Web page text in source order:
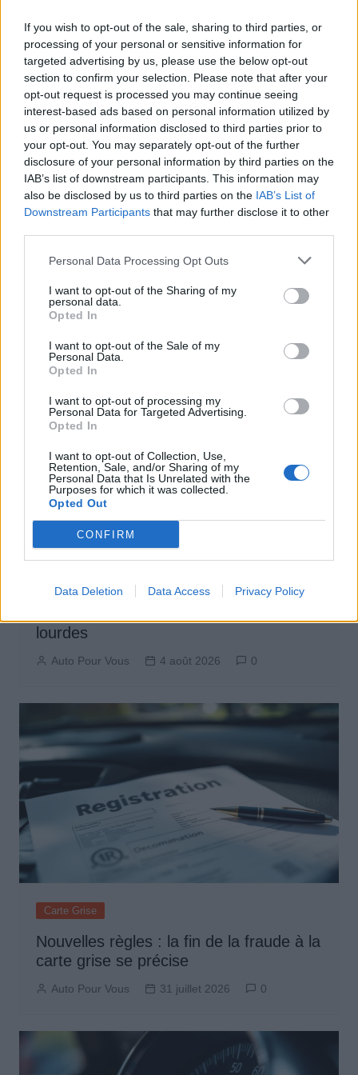
If you wish to opt-out of the sale, sharing to third parties, or
processing of your personal or sensitive information for
targeted advertising by us, please use the below opt-out
section to confirm your selection. Please note that after your
opt-out request is processed you may continue seeing
interest-based ads based on personal information utilized by
us or personal information disclosed to third parties prior to
your opt-out. You may separately opt-out of the further
disclosure of your personal information by third parties on the
IAB’s list of downstream participants. This information may
also be disclosed by us to third parties on the IAB’s List of
Downstream Participants that may further disclose it to other
Personal Data Processing Opt Outs
I want to opt-out of the Sharing of my
personal data.
Opted In
I want to opt-out of the Sale of my
Personal Data.
Opted In
I want to opt-out of processing my
Personal Data for Targeted Advertising.
Opted In
I want to opt-out of Collection, Use,
Retention, Sale, and/or Sharing of my
Personal Data that Is Unrelated with the
Purposes for which it was collected.
Opted Out
CONFIRM
Data Deletion Data Access Privacy Policy
l’article
Démarches Administratives
Plus de la moitié des voitures neuves
taxées en France en 2026
Auto Pour Vous
Démarches Administratives
Le gouvernement abandonne le malus
lourdes
Auto Pour Vous 4 août 2026 0
Carte Grise
Nouvelles règles : la fin de la fraude à la
carte grise se précise
Auto Pour Vous 31 juillet 2026 0